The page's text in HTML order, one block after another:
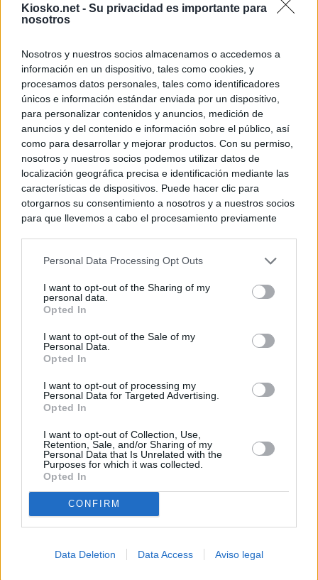
Kiosko.net - Su privacidad es importante para
nosotros
Nosotros y nuestros socios almacenamos o accedemos a
información en un dispositivo, tales como cookies, y
procesamos datos personales, tales como identificadores
únicos e información estándar enviada por un dispositivo,
para personalizar contenidos y anuncios, medición de
anuncios y del contenido e información sobre el público, así
como para desarrollar y mejorar productos. Con su permiso,
nosotros y nuestros socios podemos utilizar datos de
localización geográfica precisa e identificación mediante las
características de dispositivos. Puede hacer clic para
otorgarnos su consentimiento a nosotros y a nuestros socios
para que llevemos a cabo el procesamiento previamente
negar su consentimiento. Tenga en cuenta que algún
de su consentimiento, pero usted tiene el derecho de
rechazar tal procesamiento. Sus preferencias se aplicarán
cualquier momento entrando de nuevo en este sitio web o
visitando nuestra política de privacidad.
Personal Data Processing Opt Outs
I want to opt-out of the Sharing of my
personal data.
Opted In
I want to opt-out of the Sale of my
Personal Data.
Opted In
I want to opt-out of processing my
Personal Data for Targeted Advertising.
Opted In
I want to opt-out of Collection, Use,
Retention, Sale, and/or Sharing of my
Personal Data that Is Unrelated with the
Purposes for which it was collected.
Opted In
CONFIRM
Data Deletion Data Access Aviso legal